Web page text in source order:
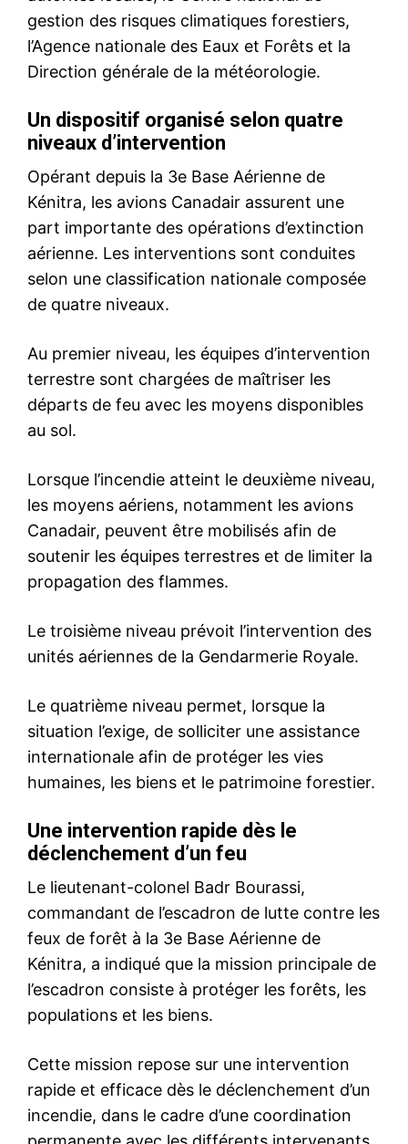
Des olives marocaines
retirées aux Pays-Bas après
la détection d’un taux élevé
de plomb